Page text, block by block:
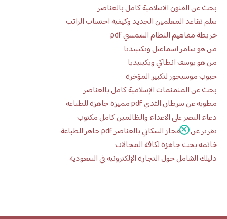
بحث عن الفنون الاسلامية كامل بالعناصر
سلم تقاعد المعلمين الجديد وكيفية احتساب الراتب
خريطة مفاهيم النظام الشمسي pdf
من هو سامر اسماعيل ويكيبيديا
من هو يوسف انطاكي ويكيبيديا
حبوب موسيجور لتكبير المؤخرة
بحث عن المنمنمات الإسلامية كامل بالعناصر
مطوية عن سرطان الثدي pdf مميزة جاهزة للطباعة
دعاء النصر على الاعداء والظالمين كامل مكتوب
تقرير عن الانفجار السكاني بالعناصر pdf جاهز للطباعة
خاتمة بحث جاهزة لكافة المجالات
دليلك الشامل حول التجارة الإلكترونية في السعودية